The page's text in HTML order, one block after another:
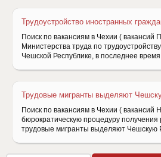
Трудоустройство иностранных
Поиск по вакансиям в Чехии ( вакансий
Министерства труда по
Чешской Республике, в последнее
Трудовые мигранты выделяют
Поиск по вакансиям в Чехии ( вакансий
бюрократическую процедуру
трудовые мигранты выделяют Чешскую